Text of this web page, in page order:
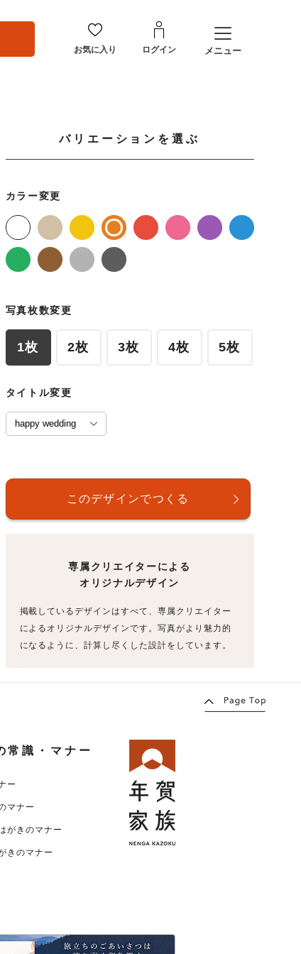
お気に入り ログイン メニュー
バリエーションを選ぶ
カラー変更
写真枚数変更
1枚 2枚 3枚 4枚 5枚
タイトル変更
専属クリエイターによる
オリジナルデザイン
掲載しているデザインはすべて、専属クリエイター
によるオリジナルデザインです。写真がより魅力的
になるように、計算し尽くした設計をしています。
常識・マナー
ー
マナー
がきのマナー
きのマナー